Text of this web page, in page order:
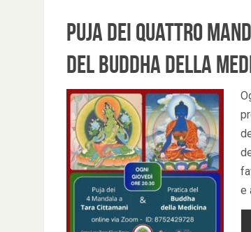
Puja dei Quattro
del Buddha della
e